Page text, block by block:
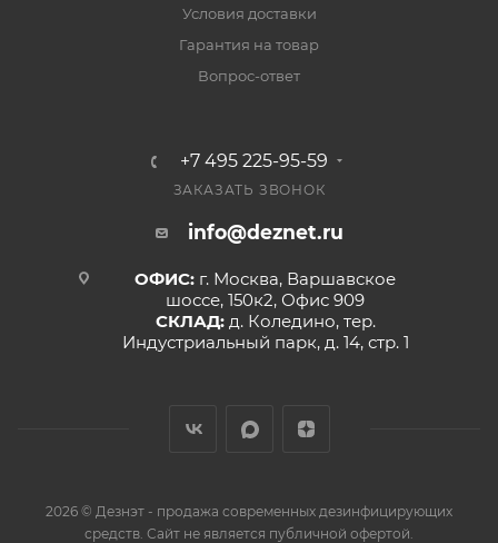
Условия доставки
Гарантия на товар
Вопрос-ответ
+7 495 225-95-59
ЗАКАЗАТЬ ЗВОНОК
info@deznet.ru
ОФИС: г. Москва, Варшавское
шоссе, 150к2, Офис 909
СКЛАД: д. Коледино, тер.
Индустриальный парк, д. 14, стр. 1
2026 © Дезнэт - продажа современных дезинфицирующих
средств. Сайт не является публичной офертой.